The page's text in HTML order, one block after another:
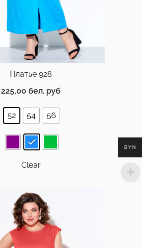
Платье 928
225,00 бел. руб
52 54 56
Clear
BYN